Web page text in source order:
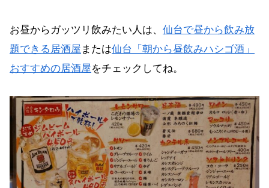
お昼からガッツリ飲みたい人は、 仙台で昼から飲み放
題できる居酒屋 または仙台「朝から昼飲みハシゴ酒」
おすすめの居酒屋をチェックしてね。